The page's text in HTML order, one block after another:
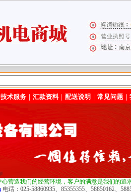
技术服务｜ 汇款资料｜ 配送说明 ｜ 常见问题｜
营造我们的经营环境，客户的满意是我们的追
电话：025-58860935、85355355、58850162、